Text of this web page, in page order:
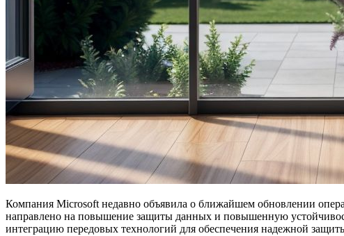
Компания Microsoft недавно объявила о ближайшем обновлении операционной системы Windows 11, которое отличается значительными улучшениями в области безопасности. Это обновление
направлено на повышение защиты данных и повышенную
интеграцию передовых технологий для обеспечения надежной